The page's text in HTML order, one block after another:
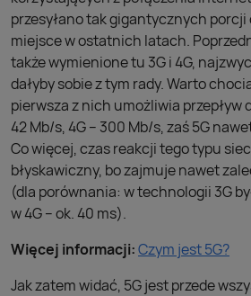
przesyłano tak gigantycznych
miejsce w ostatnich latach.
także wymienione tu 3G i 4G,
dałyby sobie z tym rady. Warto
pierwsza z nich umożliwia przepływ
42 Mb/s, 4G – 300 Mb/s, zaś 5G
Co więcej, czas reakcji tego typu
błyskawiczny, bo zajmuje nawet
(dla porównania: w technologii 3G
w 4G – ok. 40 ms).
Więcej informacji:Czym jest 5G?
Jak zatem widać, 5G jest przede